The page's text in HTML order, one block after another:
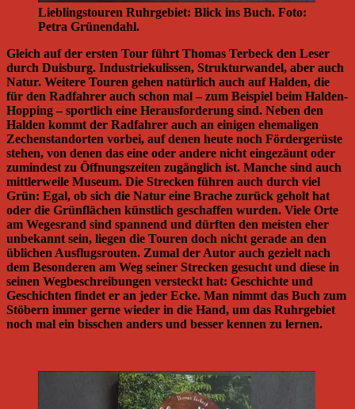
Lieblingstouren Ruhrgebiet: Blick ins Buch. Foto:
Petra Grünendahl.
Gleich auf der ersten Tour führt Thomas Terbeck den Leser
durch Duisburg. Industriekulissen, Strukturwandel, aber auch
Natur. Weitere Touren gehen natürlich auch auf Halden, die
für den Radfahrer auch schon mal – zum Beispiel beim Halden-
Hopping – sportlich eine Herausforderung sind. Neben den
Halden kommt der Radfahrer auch an einigen ehemaligen
Zechenstandorten vorbei, auf denen heute noch Fördergerüste
stehen, von denen das eine oder andere nicht eingezäunt oder
zumindest zu Öffnungszeiten zugänglich ist. Manche sind auch
mittlerweile Museum. Die Strecken führen auch durch viel
Grün: Egal, ob sich die Natur eine Brache zurück geholt hat
oder die Grünflächen künstlich geschaffen wurden. Viele Orte
am Wegesrand sind spannend und dürften den meisten eher
unbekannt sein, liegen die Touren doch nicht gerade an den
üblichen Ausflugsrouten. Zumal der Autor auch gezielt nach
dem Besonderen am Weg seiner Strecken gesucht und diese in
seinen Wegbeschreibungen versteckt hat: Geschichte und
Geschichten findet er an jeder Ecke. Man nimmt das Buch zum
Stöbern immer gerne wieder in die Hand, um das Ruhrgebiet
noch mal ein bisschen anders und besser kennen zu lernen.